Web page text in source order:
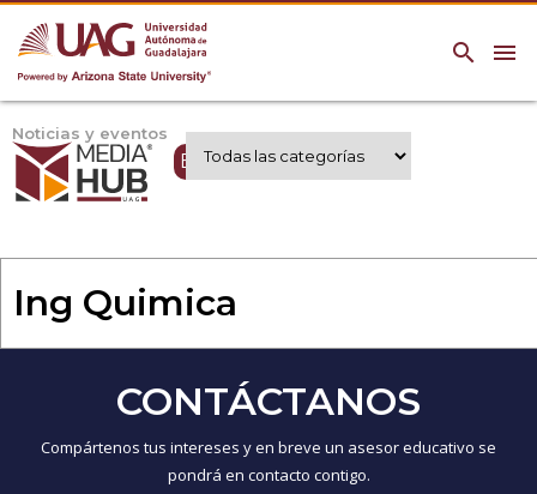
menu
search
Noticias y eventos
Expertos UAG
Ing Quimica
CONTÁCTANOS
Compártenos tus intereses y en breve un asesor educativo se
pondrá en contacto contigo.